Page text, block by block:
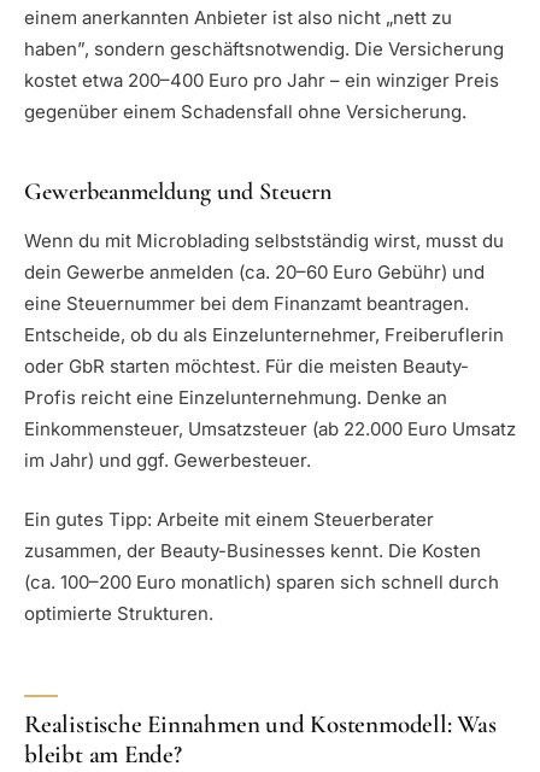
einem anerkannten Anbieter ist also nicht „nett zu
haben”, sondern geschäftsnotwendig. Die Versicherung
kostet etwa 200–400 Euro pro Jahr – ein winziger Preis
gegenüber einem Schadensfall ohne Versicherung.
Gewerbeanmeldung und Steuern
Wenn du mit Microblading selbstständig wirst, musst du
dein Gewerbe anmelden (ca. 20–60 Euro Gebühr) und
eine Steuernummer bei dem Finanzamt beantragen.
Entscheide, ob du als Einzelunternehmer, Freiberuflerin
oder GbR starten möchtest. Für die meisten Beauty-
Profis reicht eine Einzelunternehmung. Denke an
Einkommensteuer, Umsatzsteuer (ab 22.000 Euro Umsatz
im Jahr) und ggf. Gewerbesteuer.
Ein gutes Tipp: Arbeite mit einem Steuerberater
zusammen, der Beauty-Businesses kennt. Die Kosten
(ca. 100–200 Euro monatlich) sparen sich schnell durch
optimierte Strukturen.
Realistische Einnahmen und Kostenmodell: Was
bleibt am Ende?